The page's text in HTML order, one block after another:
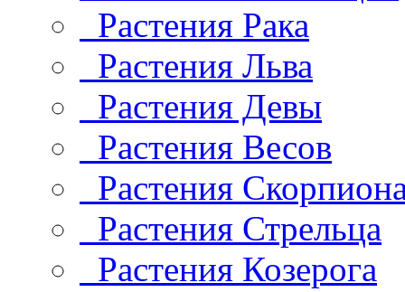
Растения Рака
Растения Льва
Растения Девы
Растения Весов
Растения
Растения Стрельца
Растения Козерога